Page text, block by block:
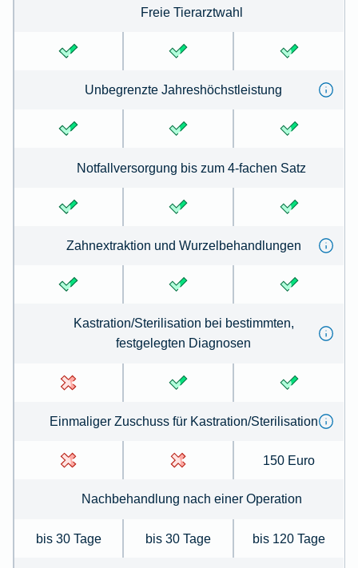
Freie Tierarztwahl
Unbegrenzte Jahreshöchstleistung
Notfallversorgung bis zum 4-fachen Satz
Zahnextraktion und Wurzelbehandlungen
Kastration/Sterilisation bei bestimmten,
festgelegten Diagnosen
Einmaliger Zuschuss für Kastration/Sterilisation
150 Euro
Nachbehandlung nach einer Operation
bis 30 Tage bis 30 Tage bis 120 Tage